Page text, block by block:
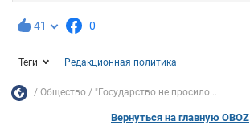
41 0
Теги Редакционная политика
Общество "Государство не просило...
Вернуться на главную OBOZ